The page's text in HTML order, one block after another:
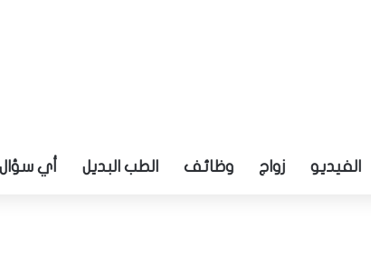
الفيديو زواج وظائف الطب البديل أي سؤال